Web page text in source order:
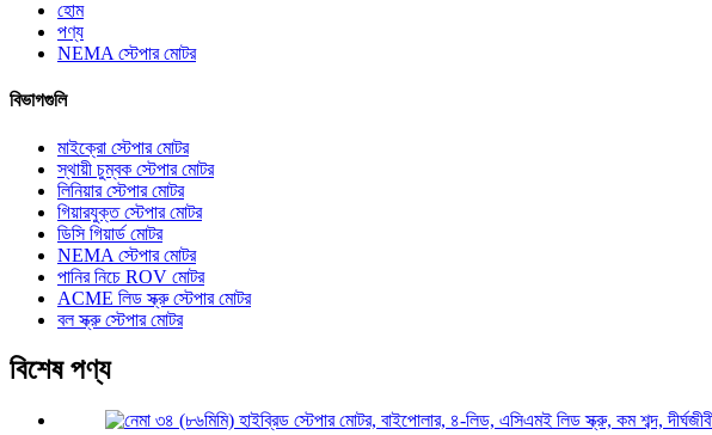
হোম
পণ্য
NEMA স্টেপার মোটর
বিভাগগুলি
মাইক্রো স্টেপার মোটর
স্থায়ী চুম্বক স্টেপার মোটর
লিনিয়ার স্টেপার মোটর
গিয়ারযুক্ত স্টেপার মোটর
ডিসি গিয়ার্ড মোটর
NEMA স্টেপার মোটর
পানির নিচে ROV মোটর
ACME লিড স্ক্রু স্টেপার মোটর
বল স্ক্রু স্টেপার মোটর
বিশেষ পণ্য